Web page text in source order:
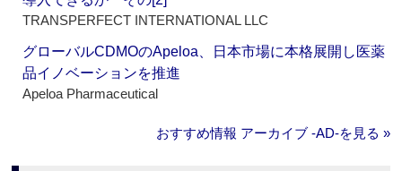
TRANSPERFECT INTERNATIONAL LLC
グローバルCDMOのApeloa、日本市場に本格展開し医薬
品イノベーションを推進
Apeloa Pharmaceutical
おすすめ情報 アーカイブ ‐AD‐を見る »